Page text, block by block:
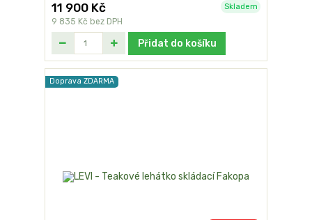
11 900 Kč
9 835 Kč bez DPH
Skladem
Přidat do košíku
Doprava ZDARMA